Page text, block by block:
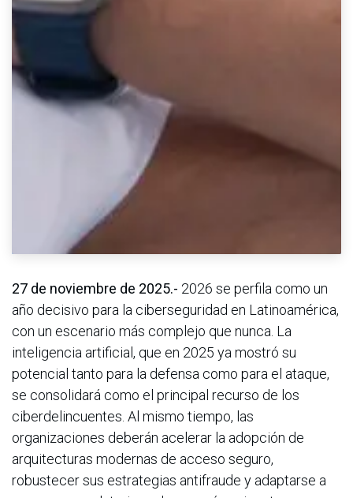
27 de noviembre de 2025.- 2026 se perfila como un
año decisivo para la ciberseguridad en Latinoamérica,
con un escenario más complejo que nunca. La
inteligencia artificial, que en 2025 ya mostró su
potencial tanto para la defensa como para el ataque,
se consolidará como el principal recurso de los
ciberdelincuentes. Al mismo tiempo, las
organizaciones deberán acelerar la adopción de
arquitecturas modernas de acceso seguro,
robustecer sus estrategias antifraude y adaptarse a